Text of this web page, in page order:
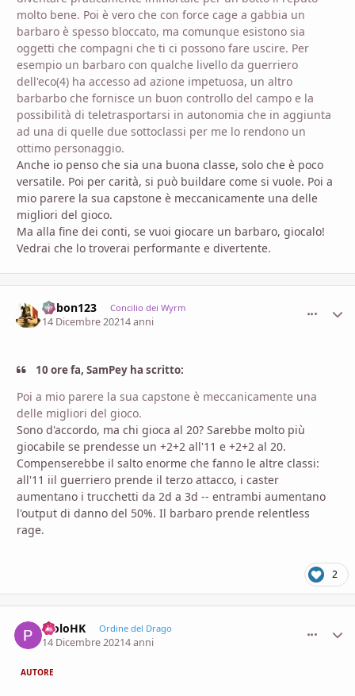
molto bene. Poi è vero che con force cage a gabbia un
barbaro è spesso bloccato, ma comunque esistono sia
oggetti che compagni che ti ci possono fare uscire. Per
esempio un barbaro con qualche livello da guerriero
dell'eco(4) ha accesso ad azione impetuosa, un altro
barbarbo che fornisce un buon controllo del campo e la
possibilità di teletrasportarsi in autonomia che in aggiunta
ad una di quelle due sottoclassi per me lo rendono un
ottimo personaggio.
Anche io penso che sia una buona classe, solo che è poco
versatile. Poi per carità, si può buildare come si vuole. Poi a
mio parere la sua capstone è meccanicamente una delle
migliori del gioco.
Ma alla fine dei conti, se vuoi giocare un barbaro, giocalo!
Vedrai che lo troverai performante e divertente.
bobon123 Concilio dei Wyrm
14 Dicembre 20214 anni
10 ore fa, SamPey ha scritto:
Poi a mio parere la sua capstone è meccanicamente una
delle migliori del gioco.
Sono d'accordo, ma chi gioca al 20? Sarebbe molto più
giocabile se prendesse un +2+2 all'11 e +2+2 al 20.
Compenserebbe il salto enorme che fanno le altre classi:
all'11 iil guerriero prende il terzo attacco, i caster
aumentano i trucchetti da 2d a 3d -- entrambi aumentano
l'output di danno del 50%. Il barbaro prende relentless
rage.
2
PioloHK Ordine del Drago
14 Dicembre 20214 anni
AUTORE